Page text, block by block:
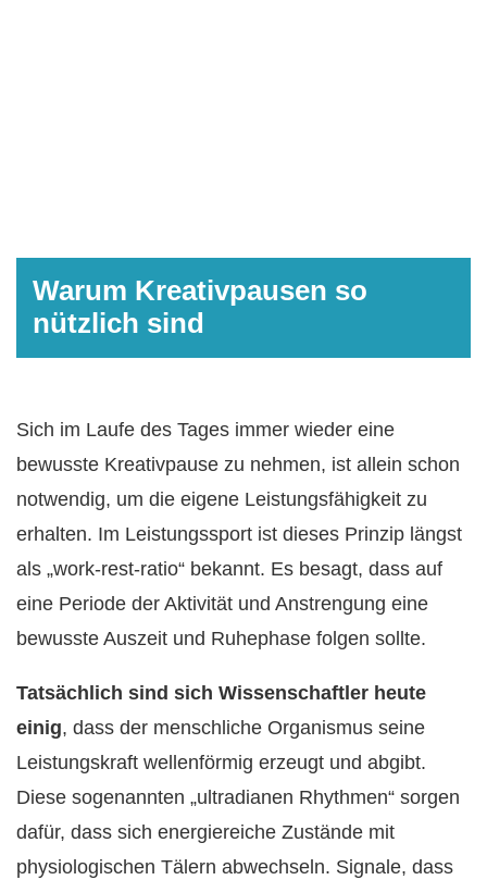
Warum Kreativpausen so
nützlich sind
Sich im Laufe des Tages immer wieder eine
bewusste Kreativpause zu nehmen, ist allein schon
notwendig, um die eigene Leistungsfähigkeit zu
erhalten. Im Leistungssport ist dieses Prinzip längst
als „work-rest-ratio“ bekannt. Es besagt, dass auf
eine Periode der Aktivität und Anstrengung eine
bewusste Auszeit und Ruhephase folgen sollte.
Tatsächlich sind sich Wissenschaftler heute
einig, dass der menschliche Organismus seine
Leistungskraft wellenförmig erzeugt und abgibt.
Diese sogenannten „ultradianen Rhythmen“ sorgen
dafür, dass sich energiereiche Zustände mit
physiologischen Tälern abwechseln. Signale, dass